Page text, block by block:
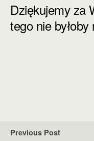
Dziękujemy za
tego nie
Previous Post